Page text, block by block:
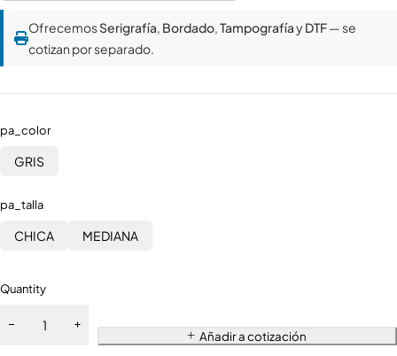
OfrecemosSerigrafía, Bordado,TampografíayDTF— se
cotizan por separado.
pa_color
GRIS
pa_talla
CHICA MEDIANA
Quantity
Añadir a cotización